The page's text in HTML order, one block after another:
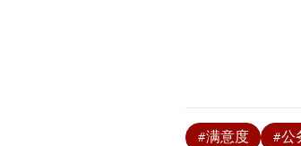
#满意度 #公